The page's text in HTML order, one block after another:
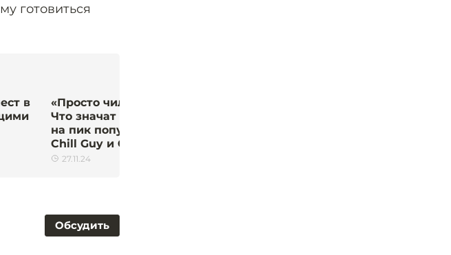
готовиться
в
«Просто чилловый парень».
Что значат взлетевшие
на пик популярности мемы
Chill Guy и Chill Girl
27.11.24
Обсудить